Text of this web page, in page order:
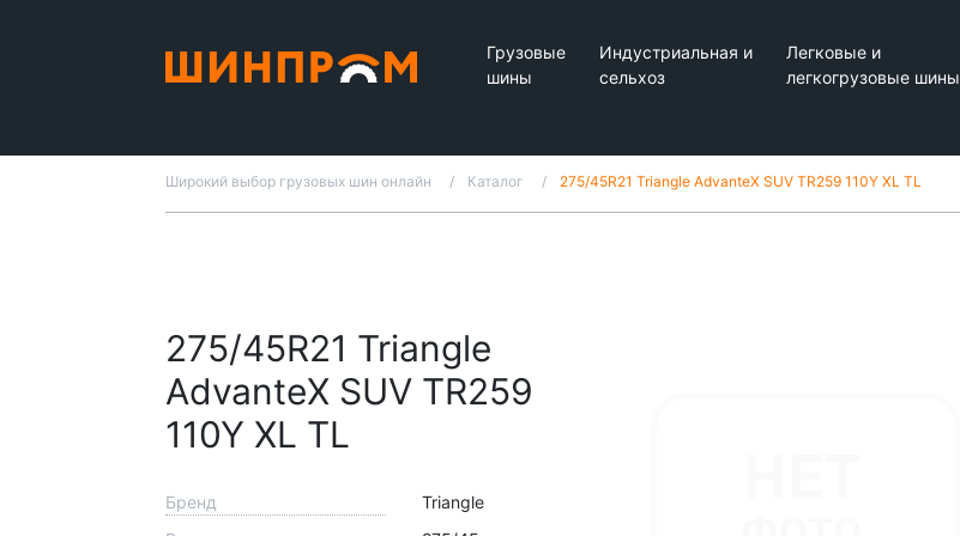
Грузовые
шины
Индустриальная и
сельхоз
Легковые и
легкогрузовые шины
Широкий выбор грузовых шин онлайн Каталог 275/45R21 Triangle AdvanteX SUV TR259 110Y XL TL
275/45R21 Triangle
AdvanteX SUV TR259
110Y XL TL
Бренд
Triangle